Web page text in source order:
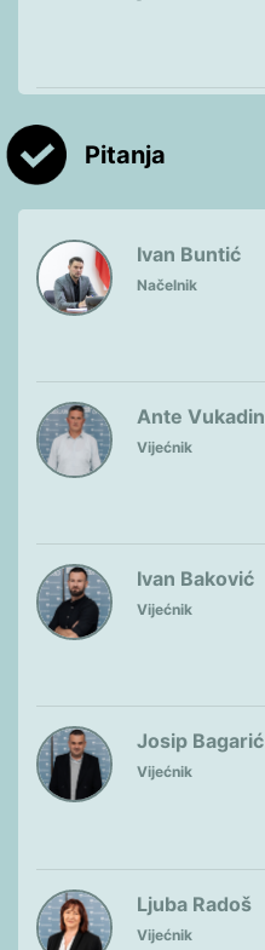
Pitanja
Ivan Buntić
Načelnik
Ante Vukadin
Vijećnik
Ivan Baković
Vijećnik
Josip Bagarić
Vijećnik
Ljuba Radoš
Vijećnik